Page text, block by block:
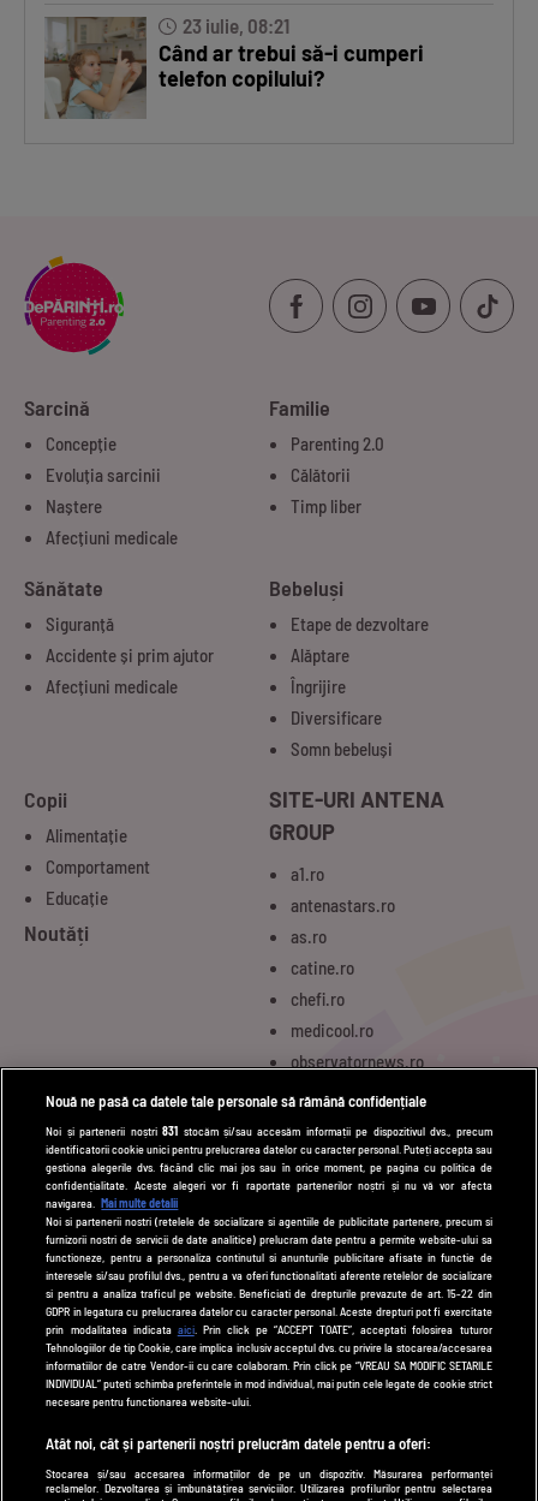
23 iulie, 08:21
Când ar trebui să-i cumperi
telefon copilului?
Sarcină
Concepție
Evoluția sarcinii
Naștere
Afecțiuni medicale
Familie
Parenting 2.0
Călătorii
Timp liber
Sănătate
Siguranță
Accidente și prim ajutor
Afecțiuni medicale
Bebeluși
Etape de dezvoltare
Alăptare
Îngrijire
Diversificare
Somn bebeluși
Copii
Alimentație
Comportament
Educație
Noutăți
SITE-URI ANTENA
GROUP
a1.ro
antenastars.ro
as.ro
catine.ro
chefi.ro
medicool.ro
observatornews.ro
spynews.ro
tvhappy.ro
useit.ro
zutv.ro
Trends AntenaPLAY
AntenaPLAY
UTILE
Cod deontologic
Termeni și condiții
Politica de cookies
Politică de confidențialitate
Nouă ne pasă ca datele tale personale să rămână confidențiale
Noi și partenerii noștri831 stocăm și/sau accesăm informații pe dispozitivul dvs., precum
identificatorii cookie unici pentru prelucrarea datelor cu caracter personal. Puteți accepta sau
gestiona alegerile dvs. făcând clic mai jos sau în orice moment, pe pagina cu politica de
confidențialitate. Aceste alegeri vor fi raportate partenerilor noștri și nu vă vor afecta
navigarea.
Mai multe detalii
Noi si partenerii nostri (retelele de socializare si agentiile de publicitate partenere, precum si
furnizorii nostri de servicii de date analitice) prelucram date pentru a permite website-ului sa
functioneze, pentru a personaliza continutul si anunturile publicitare afisate in functie de
interesele si/sau profilul dvs., pentru a va oferi functionalitati aferente retelelor de socializare
si pentru a analiza traficul pe website. Beneficiati de drepturile prevazute de art. 15-22 din
GDPR in legatura cu prelucrarea datelor cu caracter personal. Aceste drepturi pot fi exercitate
prin modalitatea indicata aici. Prin click pe “ACCEPT TOATE”, acceptati folosirea tuturor
Tehnologiilor de tip Cookie, care implica inclusiv acceptul dvs. cu privire la stocarea/accesarea
informatiilor de catre Vendor-ii cu care colaboram. Prin click pe “VREAU SA MODIFIC SETARILE
INDIVIDUAL” puteti schimba preferintele in mod individual, mai putin cele legate de cookie strict
necesare pentru functionarea website-ului.
Atât noi, cât și partenerii noștri prelucrăm datele pentru a oferi:
Stocarea și/sau accesarea informațiilor de pe un dispozitiv. Măsurarea performanței
reclamelor. Dezvoltarea și îmbunătățirea serviciilor. Utilizarea profilurilor pentru selectarea